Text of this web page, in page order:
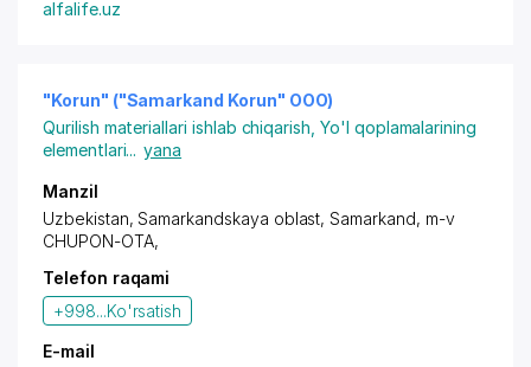
alfalife.uz
"Korun" ("Samarkand Korun" OOO)
Qurilish materiallari ishlab chiqarish ,Yo'l qoplamalarining
elementlari... yana
Manzil
Uzbekistan,Samarkandskaya oblast,Samarkand, m-v
CHUPON-OTA,
Telefon raqami
+998...Ko'rsatish
E-mail